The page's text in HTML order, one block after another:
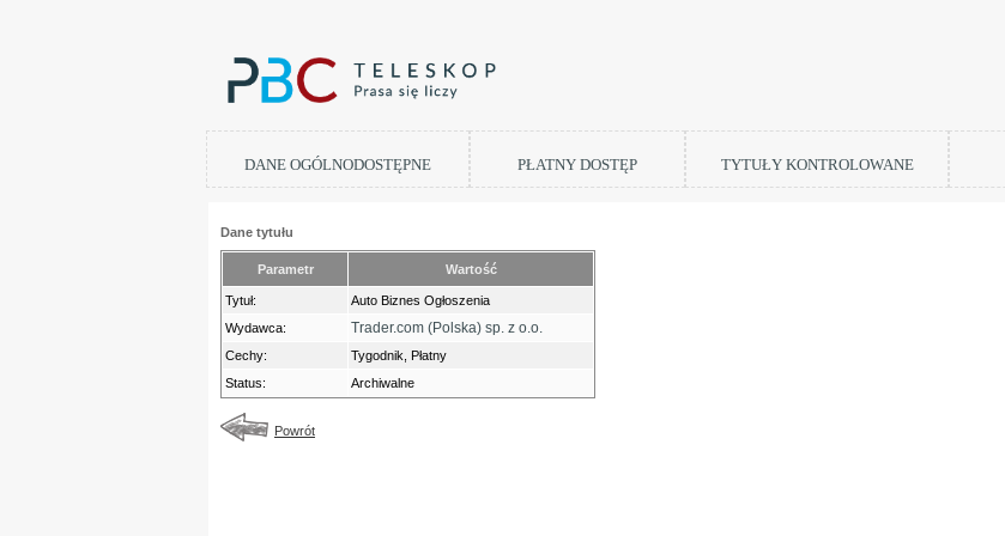
DANE OGÓLNODOSTĘPNE PŁATNY DOSTĘP TYTUŁY KONTROLOWANE
Dane tytułu
Parametr Wartość
Tytuł:
Auto Biznes Ogłoszenia
Wydawca:
Trader.com (Polska) sp. z o.o.
Cechy:
Tygodnik, Płatny
Status:
Archiwalne
Powrót